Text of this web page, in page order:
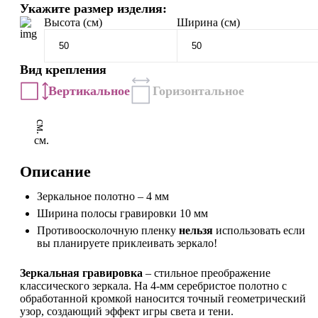
Укажите размер изделия:
Высота (см) Ширина (см)
Вид крепления
Вертикальное
Горизонтальное
см.
см.
Описание
Зеркальное полотно – 4 мм
Ширина полосы гравировки 10 мм
Противоосколочную пленку нельзя использовать если
вы планируете приклеивать зеркало!
Зеркальная гравировка – стильное преображение
классического зеркала. На 4-мм серебристое полотно с
обработанной кромкой наносится точный геометрический
узор, создающий эффект игры света и тени.